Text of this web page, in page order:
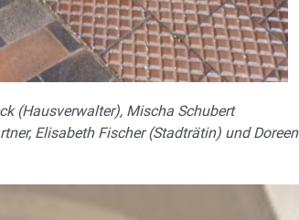
(Hausverwalter), Mischa Schubert
Elisabeth Fischer (Stadträtin) und Doreen